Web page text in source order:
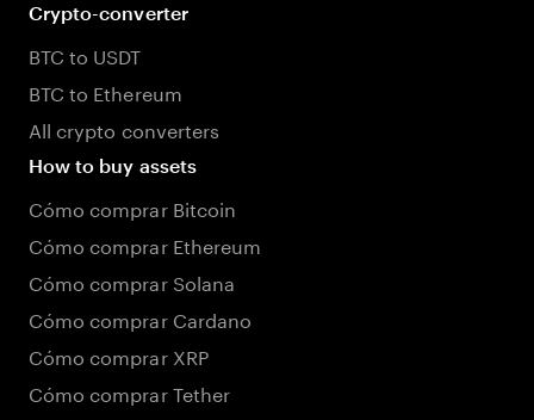
Crypto-converter
BTC to USDT
BTC to Ethereum
All crypto converters
How to buy assets
Cómo comprar Bitcoin
Cómo comprar Ethereum
Cómo comprar Solana
Cómo comprar Cardano
Cómo comprar XRP
Cómo comprar Tether